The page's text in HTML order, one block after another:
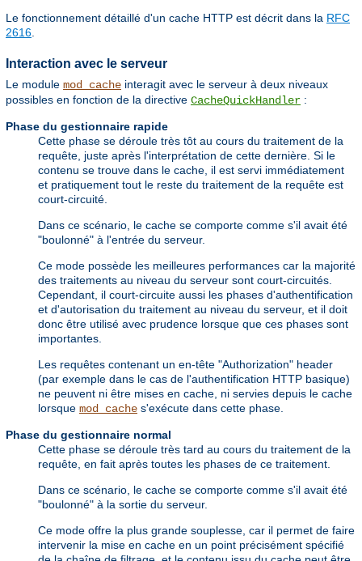
Le fonctionnement détaillé d'un cache HTTP est décrit dans la RFC
2616.
Interaction avec le serveur
Le module mod_cache interagit avec le serveur à deux niveaux
possibles en fonction de la directive CacheQuickHandler :
Phase du gestionnaire rapide
Cette phase se déroule très tôt au cours du traitement de la
requête, juste après l'interprétation de cette dernière. Si le
contenu se trouve dans le cache, il est servi immédiatement
et pratiquement tout le reste du traitement de la requête est
court-circuité.
Dans ce scénario, le cache se comporte comme s'il avait été
"boulonné" à l'entrée du serveur.
Ce mode possède les meilleures performances car la majorité
des traitements au niveau du serveur sont court-circuités.
Cependant, il court-circuite aussi les phases d'authentification
et d'autorisation du traitement au niveau du serveur, et il doit
donc être utilisé avec prudence lorsque que ces phases sont
importantes.
Les requêtes contenant un en-tête "Authorization" header
(par exemple dans le cas de l'authentification HTTP basique)
ne peuvent ni être mises en cache, ni servies depuis le cache
lorsque mod_cache s'exécute dans cette phase.
Phase du gestionnaire normal
Cette phase se déroule très tard au cours du traitement de la
requête, en fait après toutes les phases de ce traitement.
Dans ce scénario, le cache se comporte comme s'il avait été
"boulonné" à la sortie du serveur.
Ce mode offre la plus grande souplesse, car il permet de faire
intervenir la mise en cache en un point précisément spécifié